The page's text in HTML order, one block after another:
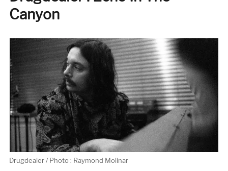
Canyon
Drugdealer / Photo : Raymond Molinar